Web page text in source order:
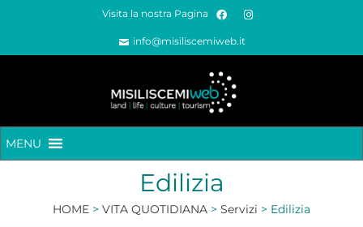
Visita la nostra Pagina
info@misiliscemiweb.it
MENU
Edilizia
HOME > VITA QUOTIDIANA > Servizi > Edilizia